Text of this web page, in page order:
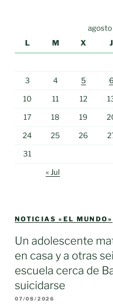
L
M X J
3 4 5 6
10 11 12
17 18 19
24 25 26
31
« Jul
NOTICIAS «EL MUNDO»
Un adolescente
en casa y a otras
escuela cerca de
suicidarse
07/08/2026